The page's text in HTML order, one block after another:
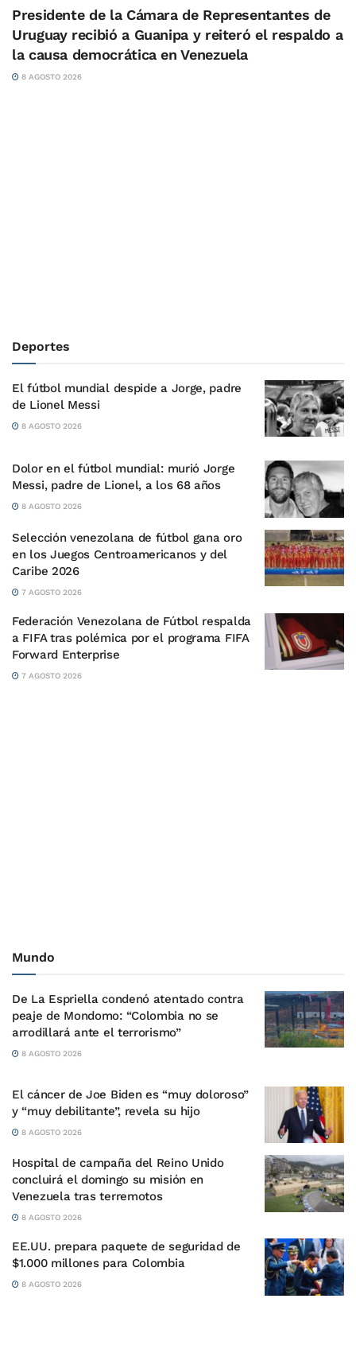
Presidente de la Cámara de Representantes de
Uruguay recibió a Guanipa y reiteró el respaldo a
la causa democrática en Venezuela
8 AGOSTO 2026
Deportes
El fútbol mundial despide a Jorge, padre
de Lionel Messi
8 AGOSTO 2026
Dolor en el fútbol mundial: murió Jorge
Messi, padre de Lionel, a los 68 años
8 AGOSTO 2026
Selección venezolana de fútbol gana oro
en los Juegos Centroamericanos y del
Caribe 2026
7 AGOSTO 2026
Federación Venezolana de Fútbol respalda
a FIFA tras polémica por el programa FIFA
Forward Enterprise
7 AGOSTO 2026
Mundo
De La Espriella condenó atentado contra
peaje de Mondomo: “Colombia no se
arrodillará ante el terrorismo”
8 AGOSTO 2026
El cáncer de Joe Biden es “muy doloroso”
y “muy debilitante”, revela su hijo
8 AGOSTO 2026
Hospital de campaña del Reino Unido
concluirá el domingo su misión en
Venezuela tras terremotos
8 AGOSTO 2026
EE.UU. prepara paquete de seguridad de
$1.000 millones para Colombia
8 AGOSTO 2026